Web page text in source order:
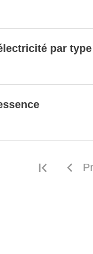
la
par
First